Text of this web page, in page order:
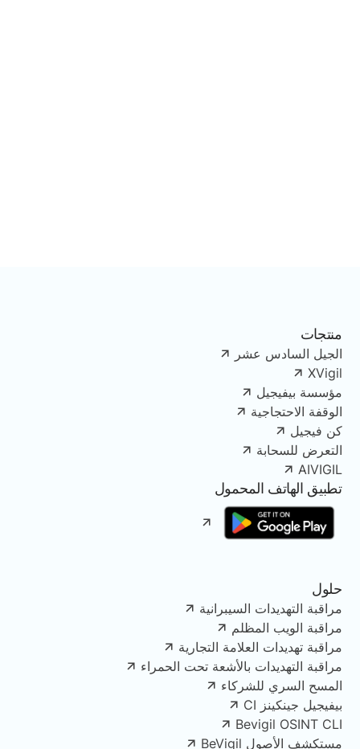
منتجات
الجيل السادس عشر
XVigil
مؤسسة بيفيجيل
الوقفة الاحتجاجية
كن فيجيل
التعرض للسحابة
AIVIGIL
تطبيق الهاتف المحمول
حلول
مراقبة التهديدات السيبرانية
مراقبة الويب المظلم
مراقبة تهديدات العلامة التجارية
مراقبة التهديدات بالأشعة تحت الحمراء
المسح السري للشركاء
بيفيجيل جينكينز CI
Bevigil OSINT CLI
مستكشف الأصول BeVigil